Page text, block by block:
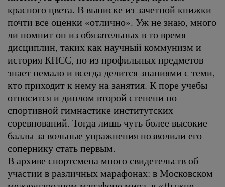
красного цвета. В выписке из зачетной книжки
почти все оценки «отлично». Уж не знаю, много
ли помнит он из обязательных в то время
дисциплин, таких как научный коммунизм и
история КПСС, но из профильных предметов
знает немало и всегда делится знаниями с теми,
кто приходит к нему на занятия. К поре учебы
относится и диплом второй степени по
спортивной гимнастике институтских
соревнований. Тогда лишь чуть более высокие
баллы за вольные упражнения позволили его
сопернику стать первым.
В архиве спортсмена много свидетельств об
участии в различных марафонах: в Московском